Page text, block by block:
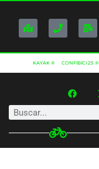
KAYAK ® CONFIBICI 25 ®